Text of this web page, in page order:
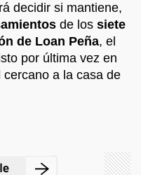
decidir si mantiene,
de los siete
de Loan Peña, el
por última vez en
cercano a la casa de